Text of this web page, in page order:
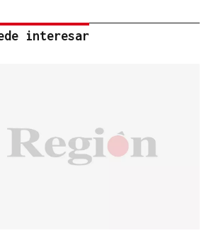
interesar